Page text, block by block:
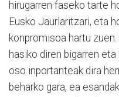
hirugarren faseko tarte
Eusko Jaurlaritzari, eta
konpromisoa hartu
hasiko diren bigarren
oso inportanteak dira
beharko gara, ea